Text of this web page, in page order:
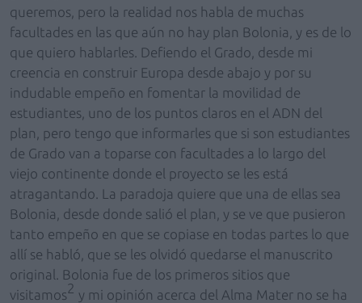
queremos, pero la realidad nos habla de muchas
facultades en las que aún no hay plan Bolonia, y es de lo
que quiero hablarles. Defiendo el Grado, desde mi
creencia en construir Europa desde abajo y por su
indudable empeño en fomentar la movilidad de
estudiantes, uno de los puntos claros en el ADN del
plan, pero tengo que informarles que si son estudiantes
de Grado van a toparse con facultades a lo largo del
viejo continente donde el proyecto se les está
atragantando. La paradoja quiere que una de ellas sea
Bolonia, desde donde salió el plan, y se ve que pusieron
tanto empeño en que se copiase en todas partes lo que
allí se habló, que se les olvidó quedarse el manuscrito
original. Bolonia fue de los primeros sitios que
visitamos2 y mi opinión acerca del Alma Mater no se ha